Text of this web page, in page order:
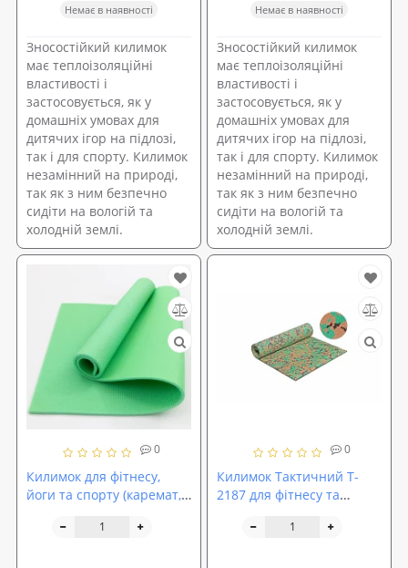
Немає в наявності
Зносостійкий килимок
має теплоізоляційні
властивості і
застосовується, як у
домашніх умовах для
дитячих ігор на підлозі,
так і для спорту. Килимок
незамінний на природі,
так як з ним безпечно
сидіти на вологій та
холодній землі.
Немає в наявності
Зносостійкий килимок
має теплоізоляційні
властивості і
застосовується, як у
домашніх умовах для
дитячих ігор на підлозі,
так і для спорту. Килимок
незамінний на природі,
так як з ним безпечно
сидіти на вологій та
холодній землі.
0
Килимок для фітнесу,
йоги та спорту (каремат,
Lite Mini 9мм (F-00019)
0
Килимок Тактичний T-
2187 для фітнесу та